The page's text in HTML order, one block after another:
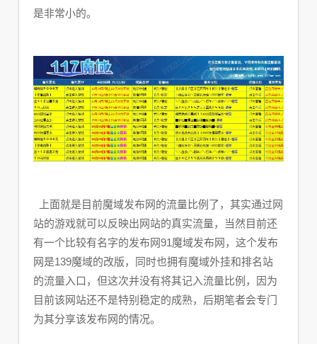
是非常小的。
上面就是目前魔域发布网的流量比例了，其实通过网
站的游戏就可以反映出网站的真实流量，当然目前还
有一个比较有名字的发布网91魔域发布网，这个发布
网是139魔域的改版，同时也拥有魔域外挂和排名站
的流量入口，但这次并没有将其记入流量比例，因为
目前该网站还不是特别稳定的成熟，后期笔者会专门
为其分享该发布网的情况。